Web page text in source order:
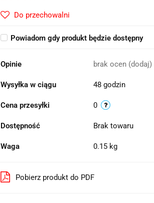
Do przechowalni
Powiadom gdy produkt będzie dostępny
Opinie brak ocen (dodaj)
Wysyłka w ciągu 48 godzin
Cena przesyłki 0
Dostępność Brak towaru
Waga 0.15 kg
Pobierz produkt do PDF